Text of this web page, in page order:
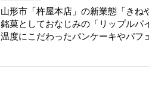
山形市「杵屋本店」の新業態「きね
銘菓としておなじみの「リップルパ
温度にこだわったパンケーキやパフ